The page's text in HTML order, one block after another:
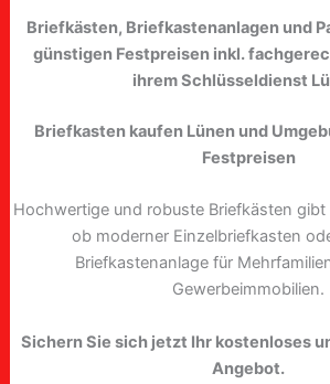
Briefkästen, Briefkastenanlagen und
günstigen Festpreisen inkl.
ihrem Schlüsseldienst
Briefkasten kaufen Lünen und
Festpreisen
Hochwertige und robuste Briefkästen gibt
ob moderner Einzelbriefkasten
Briefkastenanlage für
Gewerbeimmobilien.
Sichern Sie sich jetzt Ihr kostenloses
Angebot.